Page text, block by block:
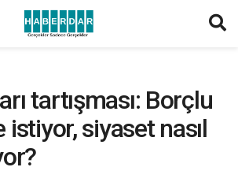
tartışması: Borçlu
istiyor, siyaset nasıl